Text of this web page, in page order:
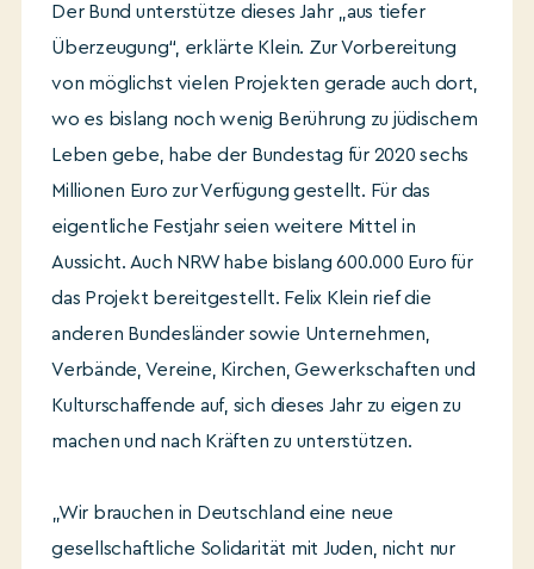
Der Bund unterstütze dieses Jahr „aus tiefer
Überzeugung“, erklärte Klein. Zur Vorbereitung
von möglichst vielen Projekten gerade auch dort,
wo es bislang noch wenig Berührung zu jüdischem
Leben gebe, habe der Bundestag für 2020 sechs
Millionen Euro zur Verfügung gestellt. Für das
eigentliche Festjahr seien weitere Mittel in
Aussicht. Auch NRW habe bislang 600.000 Euro für
das Projekt bereitgestellt. Felix Klein rief die
anderen Bundesländer sowie Unternehmen,
Verbände, Vereine, Kirchen, Gewerkschaften und
Kulturschaffende auf, sich dieses Jahr zu eigen zu
machen und nach Kräften zu unterstützen.
„Wir brauchen in Deutschland eine neue
gesellschaftliche Solidarität mit Juden, nicht nur